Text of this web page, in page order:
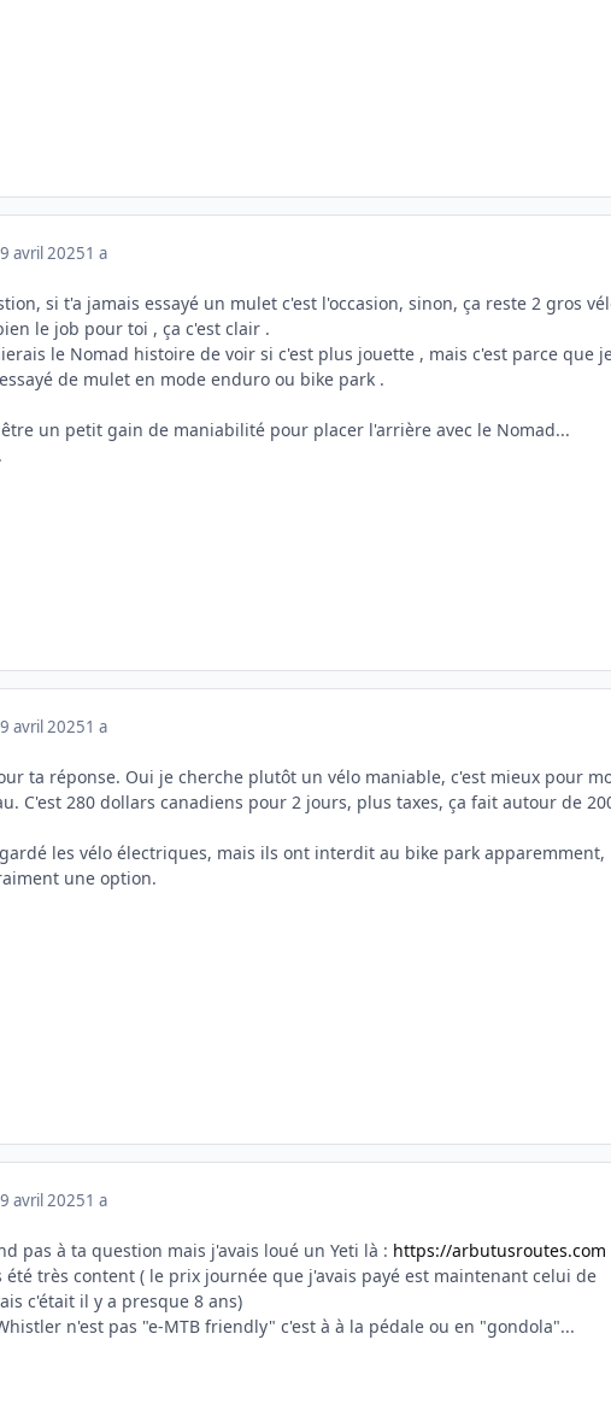
avril 20251 a
si t'a jamais essayé un mulet c'est l'occasion, sinon, ça reste 2 gros
le job pour toi , ça c'est clair .
le Nomad histoire de voir si c'est plus jouette , mais c'est parce que
de mulet en mode enduro ou bike park .
un petit gain de maniabilité pour placer l'arrière avec le Nomad...
avril 20251 a
ta réponse. Oui je cherche plutôt un vélo maniable, c'est mieux pour
C'est 280 dollars canadiens pour 2 jours, plus taxes, ça fait autour de
les vélo électriques, mais ils ont interdit au bike park apparemment,
une option.
avril 20251 a
pas à ta question mais j'avais loué un Yeti là : https://arbutusroutes.com
été très content ( le prix journée que j'avais payé est maintenant celui de
c'était il y a presque 8 ans)
n'est pas "e-MTB friendly" c'est à à la pédale ou en "gondola"...